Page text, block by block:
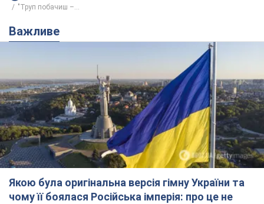
"Труп побачиш –...
Важливе
Якою була оригінальна версія гімну України та
чому її боялася Російська імперія: про це не